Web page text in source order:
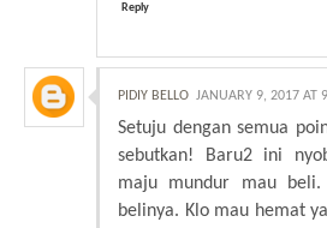
Reply
PIDIY BELLO JANUARY 9, 2017 AT
Setuju dengan semua
sebutkan! Baru2 ini
maju mundur mau beli.
belinya. Klo mau hemat